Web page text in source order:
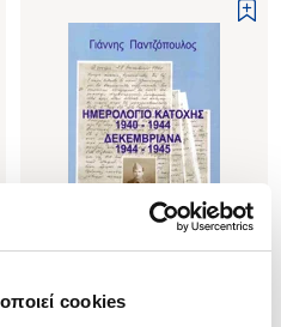
cookies